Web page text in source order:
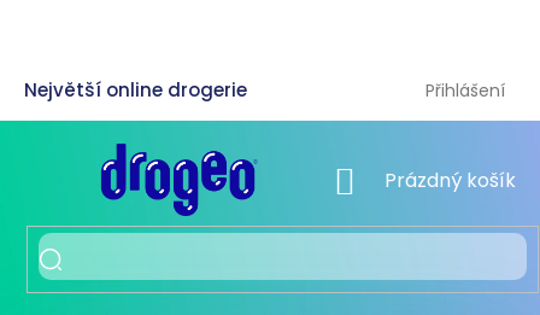
Přihlášení
NÁKUPNÍ KOŠÍK
Prázdný košík